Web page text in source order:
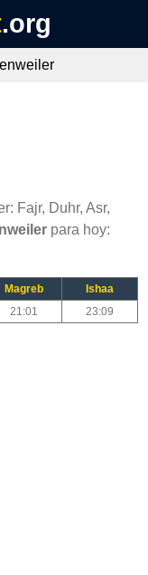
.org
Fajr, Duhr, Asr,
para hoy:
Magreb
Ishaa
21:01 23:09